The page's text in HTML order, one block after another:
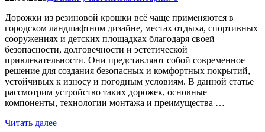
Дорожки из резиновой крошки всё чаще применяются в
городском ландшафтном дизайне, местах отдыха, спортивных
сооружениях и детских площадках благодаря своей
безопасности, долговечности и эстетической
привлекательности. Они представляют собой современное
решение для создания безопасных и комфортных покрытий,
устойчивых к износу и погодным условиям. В данной статье
рассмотрим устройство таких дорожек, основные
компоненты, технологии монтажа и преимущества …
Читать далее